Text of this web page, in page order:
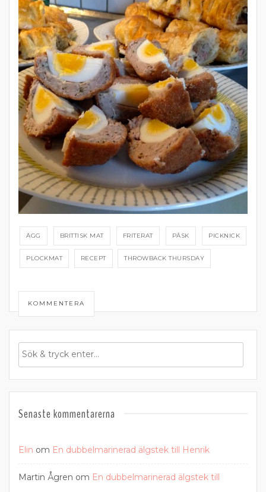
ÄGG BRITTISK MAT FRITERAT PÅSK PICKNICK
PLOCKMAT RECEPT THROWBACK THURSDAY
KOMMENTERA
Senaste kommentarerna
Elin om En dubbelmarinerad älgstek till Henrik
Martin Ågren om En dubbelmarinerad älgstek till